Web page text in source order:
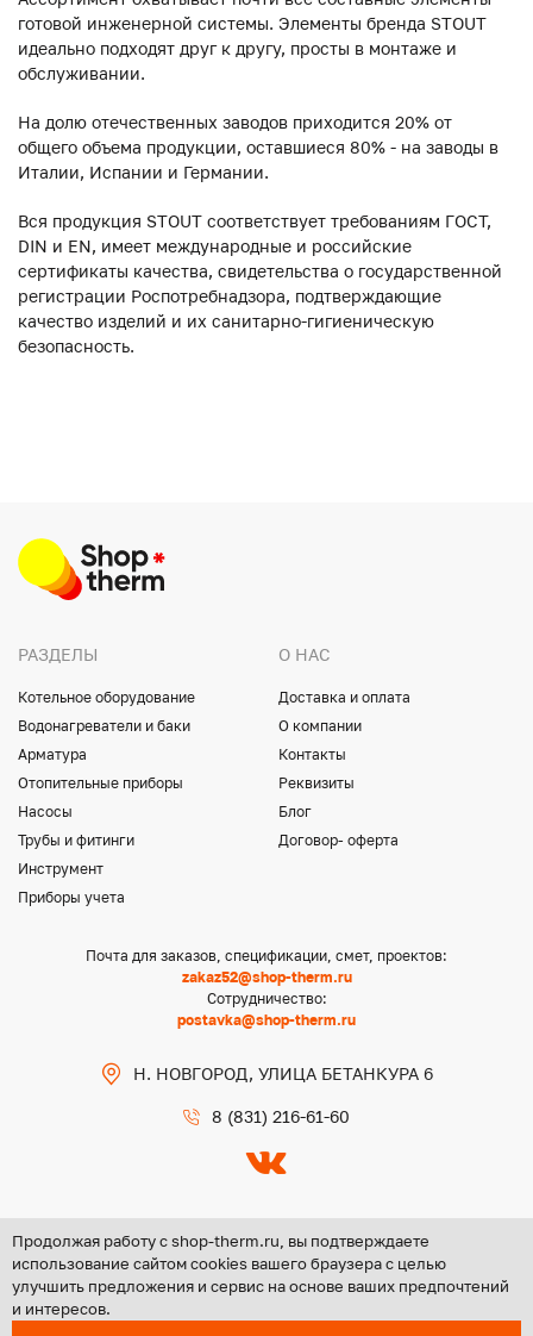
готовой инженерной системы. Элементы бренда STOUT
идеально подходят друг к другу, просты в монтаже и
обслуживании.
На долю отечественных заводов приходится 20% от
общего объема продукции, оставшиеся 80% - на заводы в
Италии, Испании и Германии.
Вся продукция STOUT соответствует требованиям ГОСТ,
DIN и EN, имеет международные и российские
сертификаты качества, свидетельства о государственной
регистрации Роспотребнадзора, подтверждающие
качество изделий и их санитарно-гигиеническую
безопасность.
РАЗДЕЛЫ
Котельное оборудование
Водонагреватели и баки
Арматура
Отопительные приборы
Насосы
Трубы и фитинги
Инструмент
Приборы учета
О НАС
Доставка и оплата
О компании
Контакты
Реквизиты
Блог
Договор- оферта
Почта для заказов, спецификации, смет, проектов:
zakaz52@shop-therm.ru
Сотрудничество:
postavka@shop-therm.ru
Н. НОВГОРОД, УЛИЦА БЕТАНКУРА 6
8 (831) 216-61-60
Copyright @ 2026 ООО «ЦЕНТР ГРУПП НН»
Политика конфиденциальности
Продолжая работу с shop-therm.ru, вы подтверждаете
использование сайтом cookies вашего браузера с целью
улучшить предложения и сервис на основе ваших предпочтений
и интересов.